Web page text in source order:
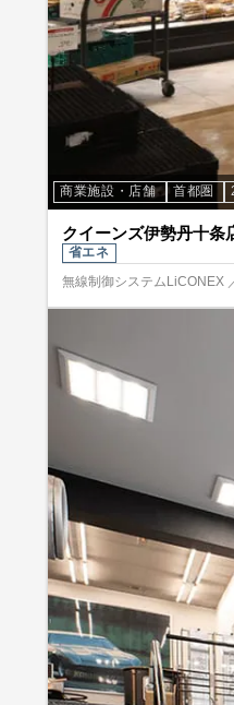
商業施設・店舗 首都圏
クイーンズ伊勢丹十条
省エネ
無線制御システムLiCONEX